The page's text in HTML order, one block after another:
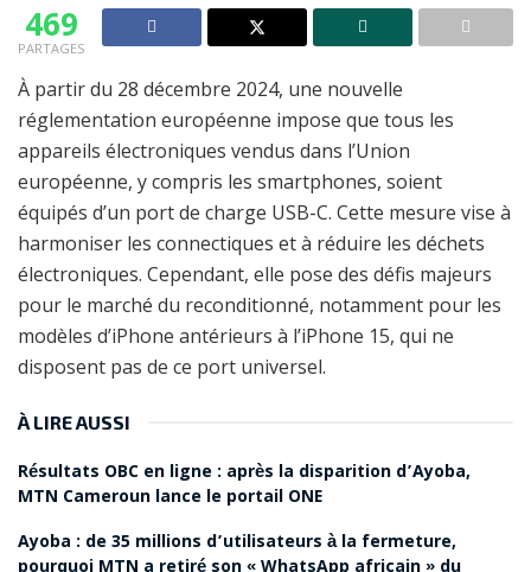
469
PARTAGES
À partir du 28 décembre 2024, une nouvelle
réglementation européenne impose que tous les
appareils électroniques vendus dans l’Union
européenne, y compris les smartphones, soient
équipés d’un port de charge USB-C. Cette mesure vise à
harmoniser les connectiques et à réduire les déchets
électroniques. Cependant, elle pose des défis majeurs
pour le marché du reconditionné, notamment pour les
modèles d’iPhone antérieurs à l’iPhone 15, qui ne
disposent pas de ce port universel.
À LIRE AUSSI
Résultats OBC en ligne : après la disparition d’Ayoba,
MTN Cameroun lance le portail ONE
Ayoba : de 35 millions d’utilisateurs à la fermeture,